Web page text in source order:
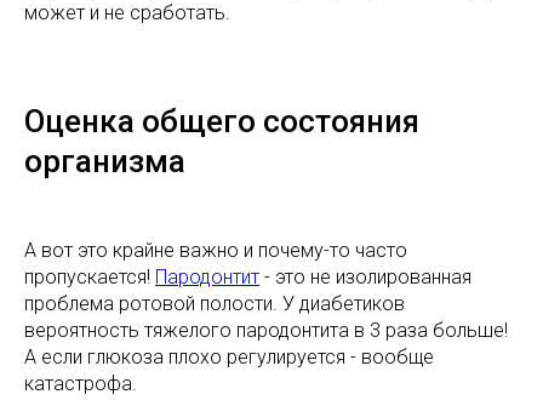
может и не сработать.
Оценка общего состояния
организма
А вот это крайне важно и почему-то часто
пропускается! Пародонтит - это не изолированная
проблема ротовой полости. У диабетиков
вероятность тяжелого пародонтита в 3 раза больше!
А если глюкоза плохо регулируется - вообще
катастрофа.